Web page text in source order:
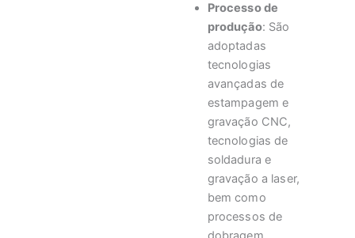
Processo de
produção: São
adoptadas
tecnologias
avançadas de
estampagem e
gravação CNC,
tecnologias de
soldadura e
gravação a laser,
bem como
processos de